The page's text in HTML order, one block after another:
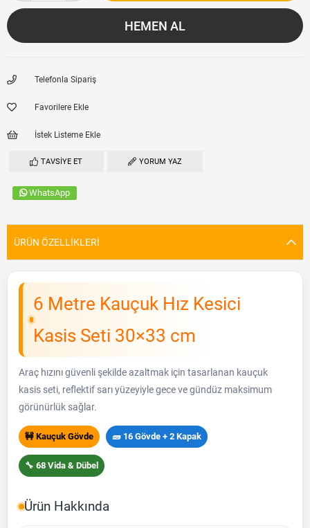
Telefonla Sipariş
Favorilere Ekle
İstek Listeme Ekle
TAVSIYE ET YORUM YAZ
WhatsApp
ÜRÜN ÖZELLIKLERI
6 Metre Kauçuk Hız Kesici
Kasis Seti 30×33 cm
Araç hızını güvenli şekilde azaltmak için tasarlanan kauçuk
kasis seti, reflektif sarı yüzeyiyle gece ve gündüz maksimum
görünürlük sağlar.
🚧 Kauçuk Gövde 🧱 16 Gövde + 2 Kapak
🔧 68 Vida & Dübel
Ürün Hakkında